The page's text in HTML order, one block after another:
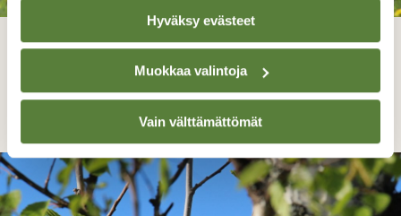
Hyväksy evästeet
Muokkaa valintoja
Vain välttämättömät
Ne viettävät kaunista kesäpäivää
kukkaniityllä
Irja Lehtinen, Lempäälä 30.5.2020